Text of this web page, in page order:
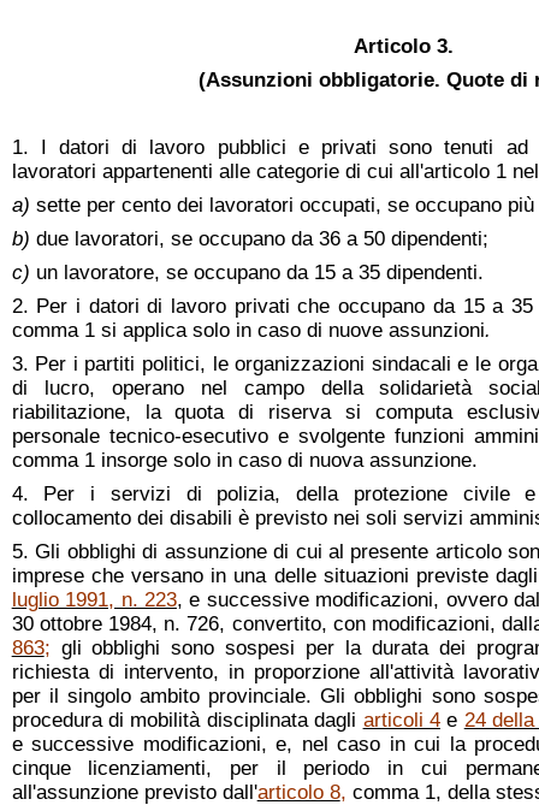
Articolo 3.
(Assunzioni obbligatorie. Quote di
1. I datori di lavoro pubblici e privati sono tenuti ad
lavoratori appartenenti alle categorie di cui all'articolo 1
a) sette per cento dei lavoratori occupati, se occupano
b) due lavoratori, se occupano da 36 a 50 dipendenti;
c) un lavoratore, se occupano da 15 a 35 dipendenti.
2. Per i datori di lavoro privati che occupano da 15 a
comma 1 si applica solo in caso di nuove assunzioni.
3. Per i partiti politici, le organizzazioni sindacali e le
di lucro, operano nel campo della solidarietà
riabilitazione, la quota di riserva si computa
personale tecnico-esecutivo e svolgente funzioni
comma 1 insorge solo in caso di nuova assunzione.
4. Per i servizi di polizia, della protezione civile
collocamento dei disabili è previsto nei soli servizi
5. Gli obblighi di assunzione di cui al presente articolo
imprese che versano in una delle situazioni previste
luglio 1991, n. 223, e successive modificazioni, ovvero
30 ottobre 1984, n. 726, convertito, con modificazioni,
863; gli obblighi sono sospesi per la durata dei
richiesta di intervento, in proporzione all'attività
per il singolo ambito provinciale. Gli obblighi sono
procedura di mobilità disciplinata dagli articoli 4e 24
e successive modificazioni, e, nel caso in cui la
cinque licenziamenti, per il periodo in cui
all'assunzione previsto dall'articolo 8, comma 1, della